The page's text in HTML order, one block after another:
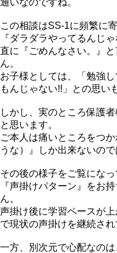
この相談はSS-1に頻繁に
『ダラダラやってるんじ
直に『ごめんなさい。』
ん。
お子様としては、「勉強
もんじゃない!!」との思い
しかし、実のところ保護
と思います。
ご本人は痛いところをつ
うな）』しか出来ないの
その後の様子をご覧にな
『声掛けパターン』をお
ん。
声掛け後に学習ペースが
で現状の声掛けを継続さ
一方、別次元で心配なの